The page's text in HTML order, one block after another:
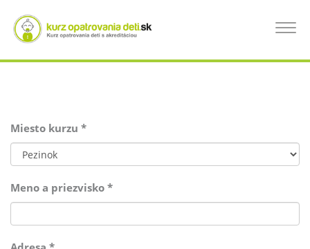
hlavný
obsah
Toggle
PRIHLÁSENIE NA KURZ OPATROVANIA
DETÍ
Miesto kurzu *
Meno a priezvisko *